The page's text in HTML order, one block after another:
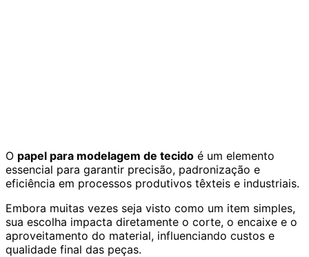
O papel para modelagem de tecido é um elemento
essencial para garantir precisão, padronização e
eficiência em processos produtivos têxteis e industriais.
Embora muitas vezes seja visto como um item simples,
sua escolha impacta diretamente o corte, o encaixe e o
aproveitamento do material, influenciando custos e
qualidade final das peças.